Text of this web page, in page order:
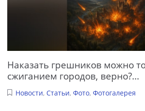
Наказать грешников можно
сжиганием городов, верно?...
Новости, Статьи, Фото, Фотогалерея